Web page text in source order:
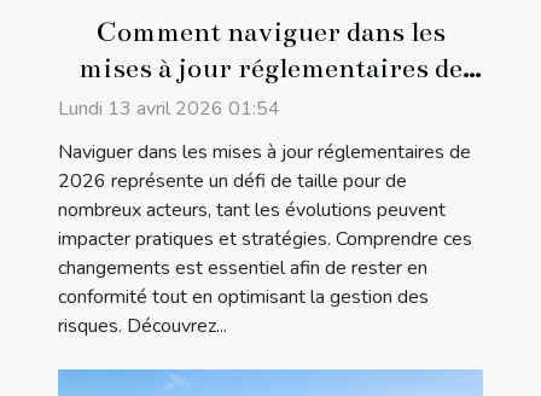
Comment naviguer dans les
mises à jour réglementaires de
2026 ?
Lundi 13 avril 2026 01:54
Naviguer dans les mises à jour réglementaires de
2026 représente un défi de taille pour de
nombreux acteurs, tant les évolutions peuvent
impacter pratiques et stratégies. Comprendre ces
changements est essentiel afin de rester en
conformité tout en optimisant la gestion des
risques. Découvrez...